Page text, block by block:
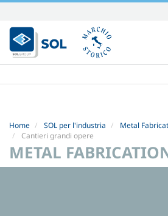
Salta
ai
contenuti.
|
alla
Home SOL per l'industria
Metal
Cantieri grandi opere
METAL